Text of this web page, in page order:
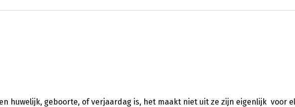
huwelijk, geboorte, of verjaardag is, het maakt niet uit ze zijn eigenlijk voor